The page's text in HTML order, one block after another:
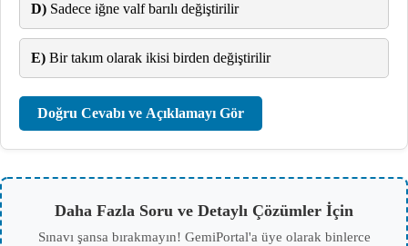
D) Sadece iğne valf barılı değiştirilir
E) Bir takım olarak ikisi birden değiştirilir
Doğru Cevabı ve Açıklamayı Gör
Daha Fazla Soru ve Detaylı Çözümler İçin
Sınavı şansa bırakmayın! GemiPortal'a üye olarak binlerce